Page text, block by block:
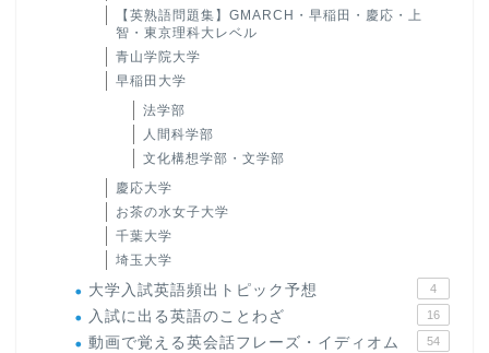
【英熟語問題集】GMARCH・早稲田・慶応・上
智・東京理科大レベル
青山学院大学
早稲田大学
法学部
人間科学部
文化構想学部・文学部
慶応大学
お茶の水女子大学
千葉大学
埼玉大学
大学入試英語頻出トピック予想 4
入試に出る英語のことわざ 16
動画で覚える英会話フレーズ・イディオム 54